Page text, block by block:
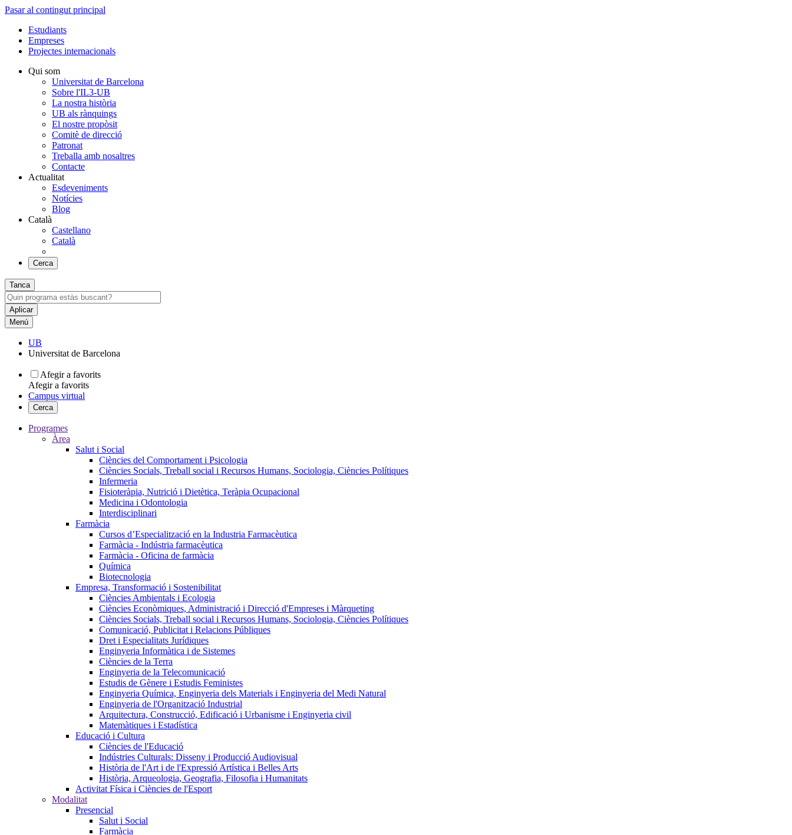
Pasar al contingut principal
Estudiants
Empreses
Projectes internacionals
Qui som
Universitat de Barcelona
Sobre l'IL3-UB
La nostra història
UB als rànquings
El nostre propòsit
Comitè de direcció
Patronat
Treballa amb nosaltres
Contacte
Actualitat
Esdeveniments
Notícies
Blog
Català
Castellano
Català
Cerca
Tanca
Menú
UB
Universitat de Barcelona
Afegir a favorits
Afegir a favorits
Campus virtual
Cerca
Programes
Àrea
Salut i Social
Ciències del Comportament i Psicologia
Ciències Socials, Treball social i Recursos Humans, Sociologia, Ciències Polítiques
Infermeria
Fisioteràpia, Nutrició i Dietètica, Teràpia Ocupacional
Medicina i Odontologia
Interdisciplinari
Farmàcia
Cursos d’Especialització en la Industria Farmacèutica
Farmàcia - Indústria farmacèutica
Farmàcia - Oficina de farmàcia
Química
Biotecnologia
Empresa, Transformació i Sostenibilitat
Ciències Ambientals i Ecologia
Ciències Econòmiques, Administració i Direcció d'Empreses i Màrqueting
Ciències Socials, Treball social i Recursos Humans, Sociologia, Ciències Polítiques
Comunicació, Publicitat i Relacions Públiques
Dret i Especialitats Jurídiques
Enginyeria Informàtica i de Sistemes
Ciències de la Terra
Enginyeria de la Telecomunicació
Estudis de Gènere i Estudis Feministes
Enginyeria Química, Enginyeria dels Materials i Enginyeria del Medi Natural
Enginyeria de l'Organització Industrial
Arquitectura, Construcció, Edificació i Urbanisme i Enginyeria civil
Matemàtiques i Estadística
Educació i Cultura
Ciències de l'Educació
Indústries Culturals: Disseny i Producció Audiovisual
Història de l'Art i de l'Expressió Artística i Belles Arts
Història, Arqueologia, Geografia, Filosofia i Humanitats
Activitat Física i Ciències de l'Esport
Modalitat
Presencial
Salut i Social
Farmàcia